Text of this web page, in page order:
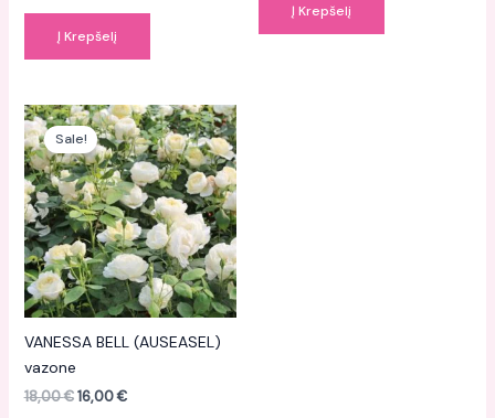
Į Krepšelį
Į Krepšelį
Sale!
VANESSA BELL (AUSEASEL)
vazone
18,00€
Original
price
was:
18,00 €.
16,00€
Current
price
is:
16,00 €.